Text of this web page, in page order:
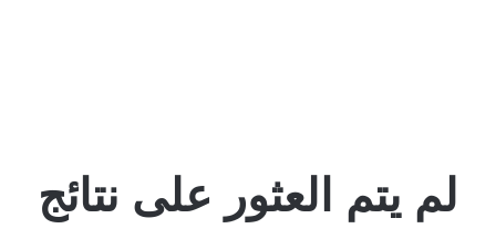
لم يتم العثور على نتائج